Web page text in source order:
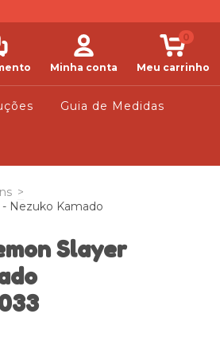
Minha conta Meu carrinho
0
Guia de Medidas
>
Nezuko Kamado
Slayer